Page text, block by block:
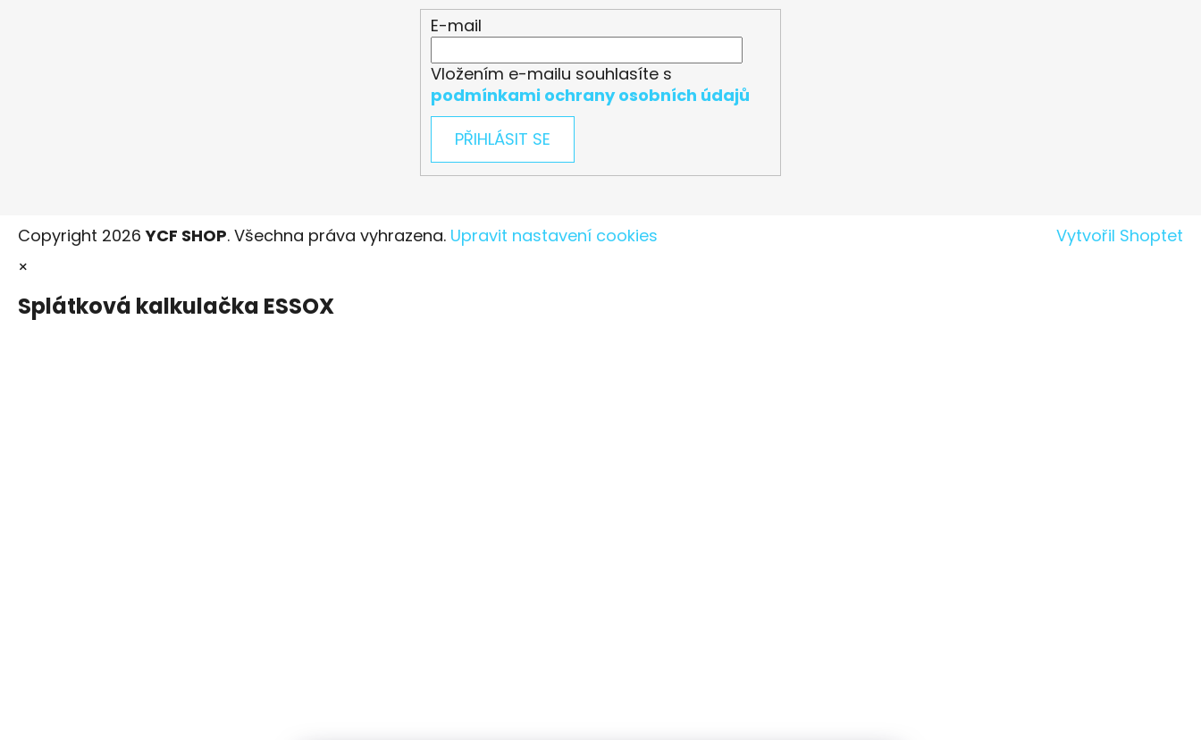
E-mail
Vložením e-mailu souhlasíte s
podmínkami ochrany osobních údajů
PŘIHLÁSIT SE
Vytvořil Shoptet
Copyright 2026YCF SHOP. Všechna práva vyhrazena. Upravit nastavení cookies
×
Splátková kalkulačka ESSOX